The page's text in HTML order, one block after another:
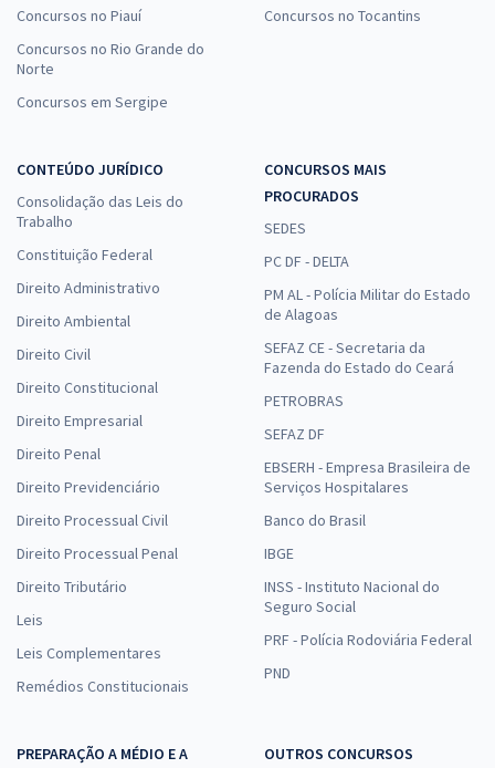
Concursos no Piauí
Concursos no Rio Grande do
Norte
Concursos em Sergipe
Concursos no Tocantins
CONTEÚDO JURÍDICO
Consolidação das Leis do
Trabalho
Constituição Federal
Direito Administrativo
Direito Ambiental
Direito Civil
Direito Constitucional
Direito Empresarial
Direito Penal
Direito Previdenciário
Direito Processual Civil
Direito Processual Penal
Direito Tributário
Leis
Leis Complementares
Remédios Constitucionais
CONCURSOS MAIS
PROCURADOS
SEDES
PC DF - DELTA
PM AL - Polícia Militar do Estado
de Alagoas
SEFAZ CE - Secretaria da
Fazenda do Estado do Ceará
PETROBRAS
SEFAZ DF
EBSERH - Empresa Brasileira de
Serviços Hospitalares
Banco do Brasil
IBGE
INSS - Instituto Nacional do
Seguro Social
PRF - Polícia Rodoviária Federal
PND
PREPARAÇÃO A MÉDIO E A
OUTROS CONCURSOS